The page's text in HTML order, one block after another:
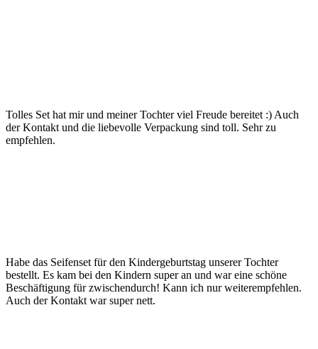
Tolles Set hat mir und meiner Tochter viel Freude bereitet :) Auch
der Kontakt und die liebevolle Verpackung sind toll. Sehr zu
empfehlen.
Habe das Seifenset für den Kindergeburtstag unserer Tochter
bestellt. Es kam bei den Kindern super an und war eine schöne
Beschäftigung für zwischendurch! Kann ich nur weiterempfehlen.
Auch der Kontakt war super nett.